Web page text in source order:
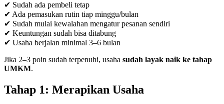
✔ Sudah ada pembeli tetap
✔ Ada pemasukan rutin tiap minggu/bulan
✔ Sudah mulai kewalahan mengatur pesanan sendiri
✔ Keuntungan sudah bisa ditabung
✔ Usaha berjalan minimal 3–6 bulan
Jika 2–3 poin sudah terpenuhi, usaha sudah layak naik ke tahap
UMKM.
Tahap 1: Merapikan Usaha